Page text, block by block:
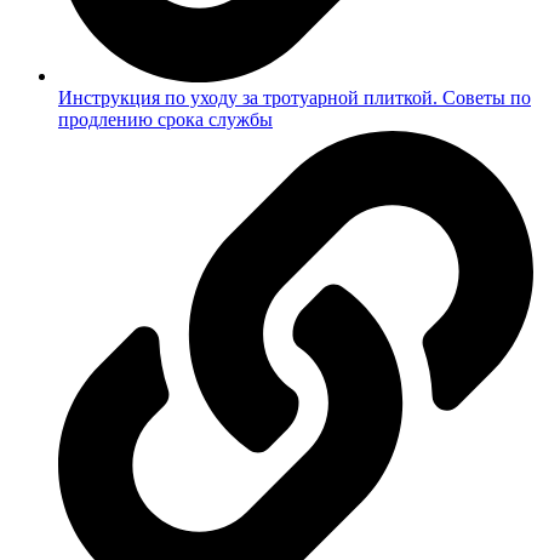
Инструкция по уходу за тротуарной плиткой. Советы по
продлению срока службы